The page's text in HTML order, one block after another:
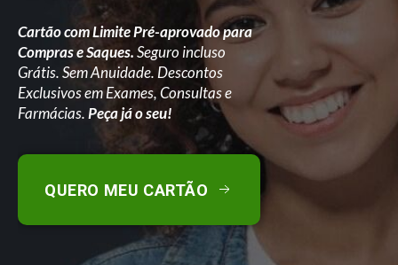
Cartão com Limite Pré-aprovado para
Compras e Saques.Seguro incluso
Grátis. Sem Anuidade. Descontos
Exclusivos em Exames, Consultas e
Farmácias.Peça já o seu!
QUERO MEU CARTÃO